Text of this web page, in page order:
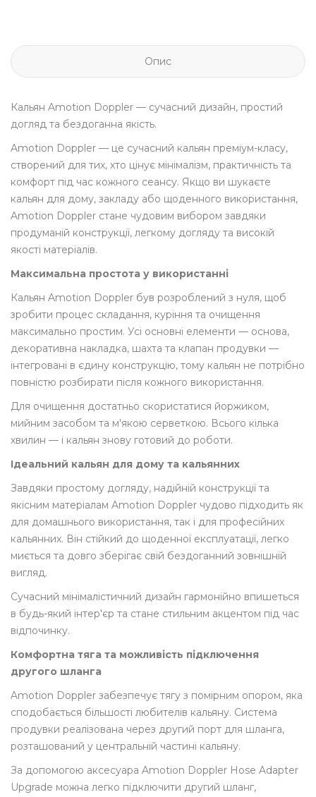
Опис
Кальян Amotion Doppler — сучасний дизайн, простий
догляд та бездоганна якість.
Amotion Doppler — це сучасний кальян преміум-класу,
створений для тих, хто цінує мінімалізм, практичність та
комфорт під час кожного сеансу. Якщо ви шукаєте
кальян для дому, закладу або щоденного використання,
Amotion Doppler стане чудовим вибором завдяки
продуманій конструкції, легкому догляду та високій
якості матеріалів.
Максимальна простота у використанні
Кальян Amotion Doppler був розроблений з нуля, щоб
зробити процес складання, куріння та очищення
максимально простим. Усі основні елементи — основа,
декоративна накладка, шахта та клапан продувки —
інтегровані в єдину конструкцію, тому кальян не потрібно
повністю розбирати після кожного використання.
Для очищення достатньо скористатися йоржиком,
мийним засобом та м'якою серветкою. Всього кілька
хвилин — і кальян знову готовий до роботи.
Ідеальний кальян для дому та кальянних
Завдяки простому догляду, надійній конструкції та
якісним матеріалам Amotion Doppler чудово підходить як
для домашнього використання, так і для професійних
кальянних. Він стійкий до щоденної експлуатації, легко
миється та довго зберігає свій бездоганний зовнішній
вигляд.
Сучасний мінімалістичний дизайн гармонійно впишеться
в будь-який інтер'єр та стане стильним акцентом під час
відпочинку.
Комфортна тяга та можливість підключення
другого шланга
Amotion Doppler забезпечує тягу з помірним опором, яка
сподобається більшості любителів кальяну. Система
продувки реалізована через другий порт для шланга,
розташований у центральній частині кальяну.
За допомогою аксесуара Amotion Doppler Hose Adapter
Upgrade можна легко підключити другий шланг,